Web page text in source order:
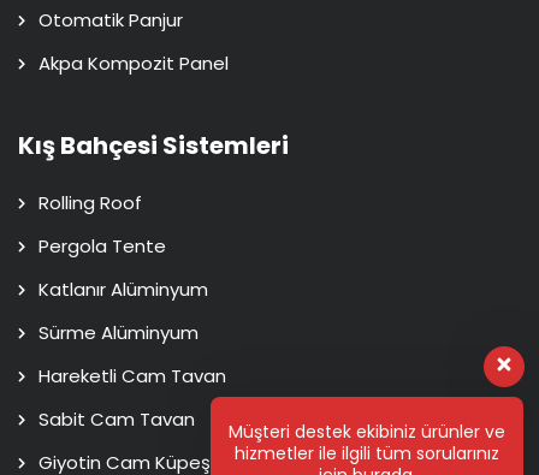
Otomatik Panjur
Akpa Kompozit Panel
Kış Bahçesi Sistemleri
Rolling Roof
Pergola Tente
Katlanır Alüminyum
Sürme Alüminyum
Hareketli Cam Tavan
Sabit Cam Tavan
Giyotin Cam Küpeşte
Müşteri destek ekibiniz ürünler ve
hizmetler ile ilgili tüm sorularınız